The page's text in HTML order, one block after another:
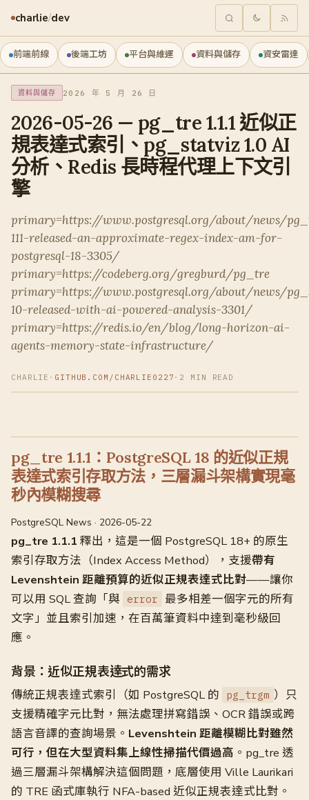
charlie/dev
前端前線 後端工坊 平台與維運 資料與儲存 資安雷達
資料與儲存 2026 年 5 月 26 日
2026-05-26 — pg_tre 1.1.1 近似正
規表達式索引、pg_statviz 1.0 AI
分析、Redis 長時程代理上下文引
擎
primary=https://www.postgresql.org/about/news/
111-released-an-approximate-regex-index-am-for-
postgresql-18-3305/
primary=https://codeberg.org/gregburd/pg_tre
primary=https://www.postgresql.org/about/news/
10-released-with-ai-powered-analysis-3301/
primary=https://redis.io/en/blog/long-horizon-ai-
agents-memory-state-infrastructure/
CHARLIE · GITHUB.COM/CHARLIE0227 · 2 MIN READ
pg_tre 1.1.1：PostgreSQL 18 的近似正規
表達式索引存取方法，三層漏斗架構實現毫
秒內模糊搜尋
PostgreSQL News · 2026-05-22
pg_tre 1.1.1 釋出，這是一個 PostgreSQL 18+ 的原生
索引存取方法（Index Access Method），支援帶有
Levenshtein 距離預算的近似正規表達式比對——讓你
可以用 SQL 查詢「與 error
最多相差一個字元的所有
文字」並且索引加速，在百萬筆資料中達到毫秒級回
應。
背景：近似正規表達式的需求
傳統正規表達式索引（如 PostgreSQL 的 pg_trgm ）只
支援精確字元比對，無法處理拼寫錯誤、OCR 錯誤或跨
語言音譯的查詢場景。 Levenshtein 距離模糊比對雖然
可行，但在大型資料集上線性掃描代價過高 。pg_tre 透
過三層漏斗架構解決這個問題，底層使用 Ville Laurikari
的 TRE 函式庫執行 NFA-based 近似正規表達式比對。